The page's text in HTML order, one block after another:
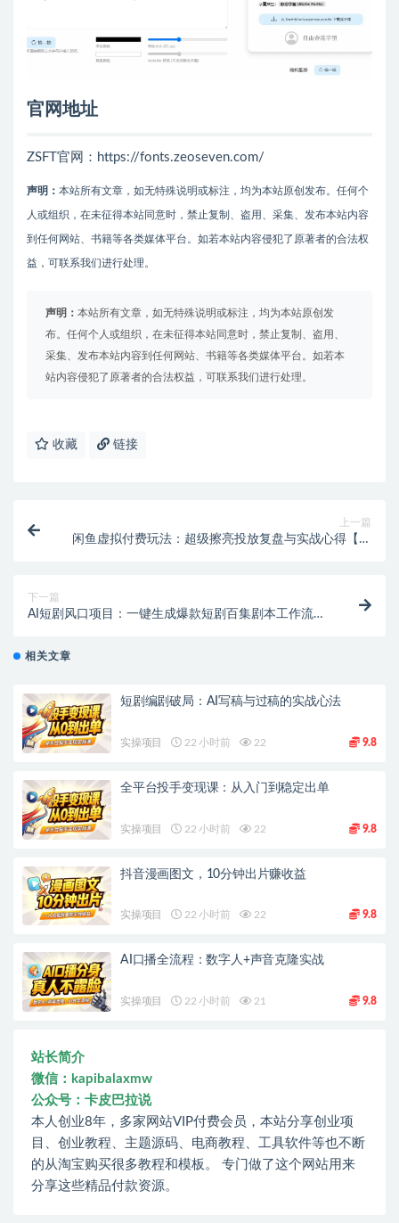
官网地址
ZSFT官网：https://fonts.zeoseven.com/
声明： 本站所有文章，如无特殊说明或标注，均为本站原创发布。任何个
人或组织，在未征得本站同意时，禁止复制、盗用、采集、发布本站内容
到任何网站、书籍等各类媒体平台。如若本站内容侵犯了原著者的合法权
益，可联系我们进行处理。
声明： 本站所有文章，如无特殊说明或标注，均为本站原创发
布。任何个人或组织，在未征得本站同意时，禁止复制、盗用、
采集、发布本站内容到任何网站、书籍等各类媒体平台。如若本
站内容侵犯了原著者的合法权益，可联系我们进行处理。
收藏 链接
上一篇
闲鱼虚拟付费玩法：超级擦亮投放复盘与实战心得【飞
下一篇
AI短剧风口项目：一键生成爆款短剧百集剧本工作流
相关文章
短剧编剧破局：AI写稿与过稿的实战心法
实操项目 22 小时前 22 9.8
全平台投手变现课：从入门到稳定出单
实操项目 22 小时前 22 9.8
抖音漫画图文，10分钟出片赚收益
实操项目 22 小时前 22 9.8
AI口播全流程：数字人+声音克隆实战
实操项目 22 小时前 21 9.8
站长简介
微信：kapibalaxmw
公众号：卡皮巴拉说
本人创业8年，多家网站VIP付费会员，本站分享创业项
目、创业教程、主题源码、电商教程、工具软件等也不断
的从淘宝购买很多教程和模板。 专门做了这个网站用来
分享这些精品付款资源。